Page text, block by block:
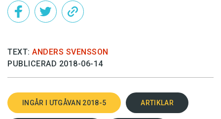
TEXT: ANDERS SVENSSON
PUBLICERAD 2018-06-14
INGÅR I UTGÅVAN 2018-5 ARTIKLAR